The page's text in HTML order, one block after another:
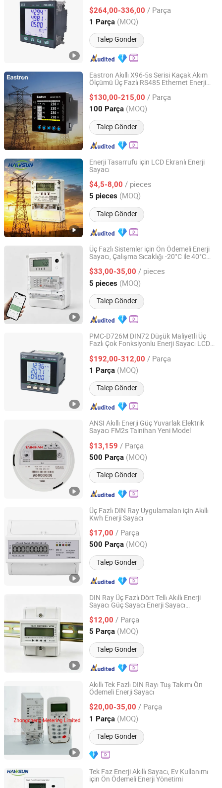
$264,00-336,00 / Parça
1 Parça (MOQ)
Talep Gönder
Guangdong, China Fiyat 2021
Eastron Akıllı X96-5s Serisi Kaçak Akım
Ölçümü Üç Fazlı RS485 Ethernet Enerji
$130,00-215,00 / Parça
100 Parça (MOQ)
Talep Gönder
Zhejiang Eastron Electronic Co., Ltd.
Zhejiang, China Fiyat 2026
Enerji Tasarrufu için LCD Ekranlı Enerji
Sayacı
$4,5-8,00 / pieces
5 pieces (MOQ)
Talep Gönder
ZheJiang Hawsun Intelligent Electrical Technology Co.,
Ltd.
Zhejiang, China Fiyat 2025
Üç Fazlı Sistemler için Ön Ödemeli Enerji
Sayacı, Çalışma Sıcaklığı -20°C ile 40°C
$33,00-35,00 / pieces
5 pieces (MOQ)
Talep Gönder
ZheJiang Hawsun Intelligent Electrical Technology Co.,
Zhejiang, China Fiyat 2025
PMC-D726M DIN72 Düşük Maliyetli Üç
Fazlı Çok Fonksiyonlu Enerji Sayacı LCD
1xAO 2xSS Puls Çıkışı
$192,00-312,00 / Parça
1 Parça (MOQ)
Talep Gönder
CET Electric Technology Inc.
Guangdong, China Fiyat 2021
ANSI Akıllı Enerji Güç Yuvarlak Elektrik
Sayacı FM2s Tainihan Yeni Model
$13,159 / Parça
500 Parça (MOQ)
Talep Gönder
Zhejiang Tainihan Electrical Technology Co., Ltd.
Zhejiang, China Fiyat 2017
Üç Fazlı DIN Ray Uygulamaları için Akıllı
Kwh Enerji Sayacı
$17,00 / Parça
500 Parça (MOQ)
Talep Gönder
Zhejiang Tainihan Electrical Technology Co., Ltd.
Zhejiang, China Fiyat 2017
DIN Ray Üç Fazlı Dört Tellı Akıllı Enerji
Sayacı Güç Sayacı Enerji Sayacı
Sayacı Kwh Sayacı
$12,00 / Parça
5 Parça (MOQ)
Talep Gönder
ZheJiang Hawsun Intelligent Electrical Technology Co.,
Zhejiang, China Fiyat 2025
Akıllı Tek Fazlı DIN Rayı Tuş Takımı Ön
Ödemeli Enerji Sayacı
$20,00-35,00 / Parça
1 Parça (MOQ)
Talep Gönder
Zhongcheng Metering Limited
Guangdong, China Fiyat 2019
Tek Faz Enerji Akıllı Sayacı, Ev Kullanımı
için Ön Ödemeli Enerji Yönetimi
ZheJiang Hawsun Intelligent Electrical Technology Co.,